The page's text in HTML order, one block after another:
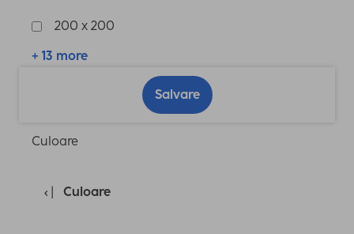
200 x 200
+ 13 more
Salvare
Culoare
Culoare